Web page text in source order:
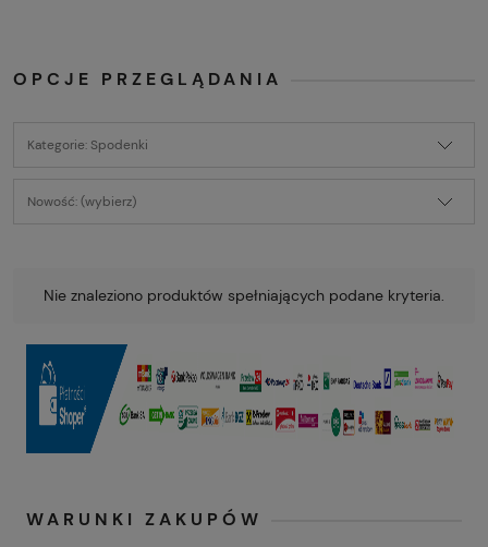
OPCJE PRZEGLĄDANIA
Kategorie: Spodenki
Nowość: (wybierz)
Nie znaleziono produktów spełniających podane kryteria.
WARUNKI ZAKUPÓW